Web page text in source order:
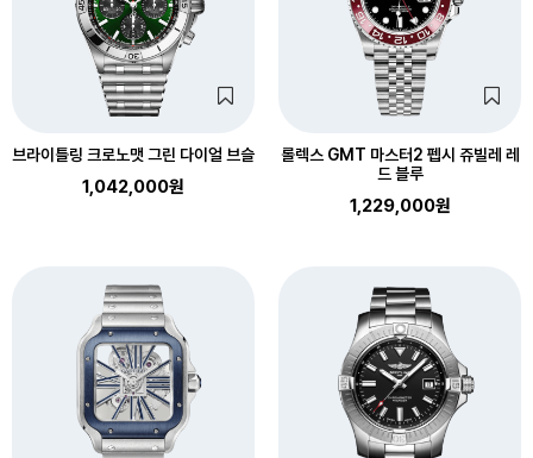
브라이틀링 크로노맷 그린 다이얼 브슬
1,042,000원
롤렉스 GMT 마스터2 펩시 쥬빌레 레
드 블루
1,229,000원